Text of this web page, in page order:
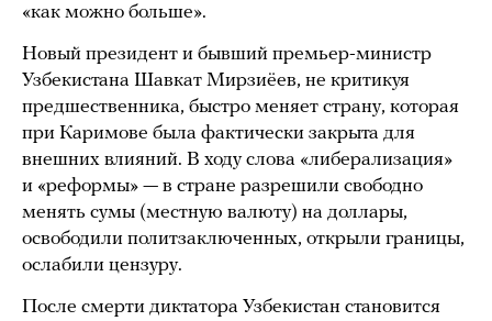
«как можно больше».
Новый президент и бывший премьер-министр
Узбекистана Шавкат Мирзиёев, не критикуя
предшественника, быстро меняет страну, которая
при Каримове была фактически закрыта для
внешних влияний. В ходу слова «либерализация»
и «реформы» — в стране разрешили свободно
менять сумы (местную валюту) на доллары,
освободили политзаключенных, открыли границы,
ослабили цензуру.
После смерти диктатора Узбекистан становится